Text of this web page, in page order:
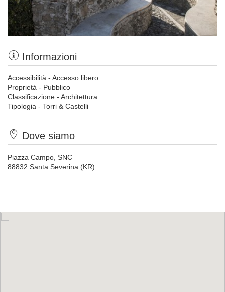
Informazioni
Accessibilità - Accesso libero
Proprietà - Pubblico
Classificazione - Architettura
Tipologia - Torri & Castelli
Dove siamo
Piazza Campo, SNC
88832 Santa Severina (KR)